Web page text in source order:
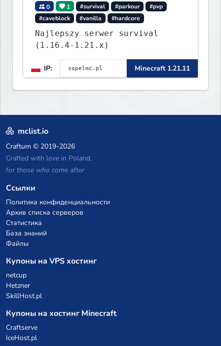
0 1 #survival #parkour
#pvp
#caveblock
#vanilla #hardcore
Najlepszy serwer survival
(1.16.4-1.21.x)
IP: Minecraft 1.21.11
mclist.io
Craftum © 2019-2026
Crafted with love in Poland,
for those who come after
Ссылки
Политика конфиденциальности
Архив списка серверов
Статистика
База знаний
Файлы
Купоны на VPS хостинг
netcup
Hetzner
SkillHost.pl
Купоны на хостинг Minecraft
Craftserve
IceHost.pl